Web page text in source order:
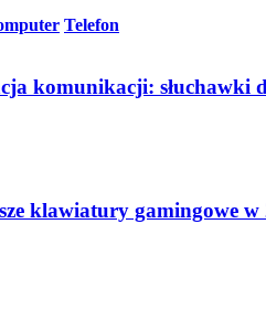
Telefon
komunikacji: słuchawki
klawiatury gamingowe w